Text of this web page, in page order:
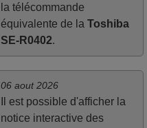
Jacqueline,
FRANCE
la télécommande
équivalente de la Toshiba
SE-R0402.
06 aout 2026
Il est possible d'afficher la
notice interactive des